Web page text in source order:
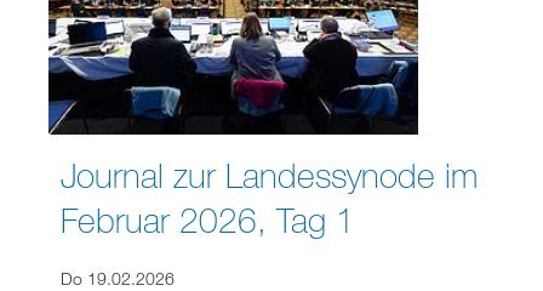
Journal zur Landessynode im
Februar 2026, Tag 1
Do 19.02.2026